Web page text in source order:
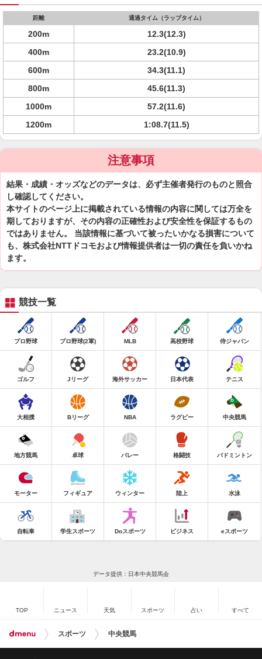
距離 通過タイム（ラップタイム）
200m
12.3(12.3)
400m
23.2(10.9)
600m
34.3(11.1)
800m
45.6(11.3)
1000m
57.2(11.6)
1200m
1:08.7(11.5)
注意事項
結果・成績・オッズなどのデータは、必ず主催者発行のものと照合
し確認してください。
本サイトのページ上に掲載されている情報の内容に関しては万全を
期しておりますが、その内容の正確性および安全性を保証するもの
ではありません。 当該情報に基づいて被ったいかなる損害について
も、株式会社NTTドコモおよび情報提供者は一切の責任を負いかね
ます。
競技一覧
プロ野球 プロ野球(2軍) MLB 高校野球 侍ジャパン
ゴルフ Jリーグ 海外サッカー 日本代表 テニス
大相撲 Bリーグ NBA ラグビー 中央競馬
地方競馬 卓球 バレー 格闘技 バドミントン
モーター フィギュア ウィンター 陸上 水泳
自転車 学生スポーツ Doスポーツ ビジネス eスポーツ
データ提供：日本中央競馬会
TOP ニュース 天気 スポーツ 占い すべて
スポーツ 中央競馬